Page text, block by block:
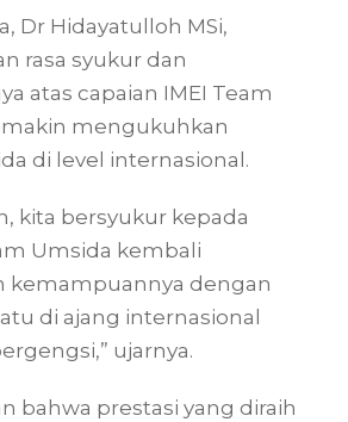
Dr Hidayatulloh MSi,
rasa syukur dan
atas capaian IMEI Team
mengukuhkan
di level internasional.
kita bersyukur kepada
Umsida kembali
kemampuannya dengan
di ajang internasional
ujarnya.
bahwa prestasi yang diraih